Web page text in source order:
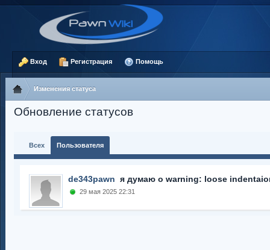
Вход Регистрация Помощь
Изменения статуса
Обновление статусов
Всех Пользователя
de343pawn я думаю о warning: loose
29 мая 2025 22:31